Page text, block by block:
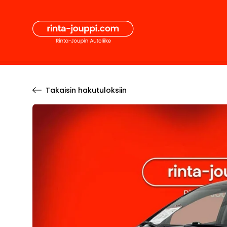
sisältöön
Takaisin hakutuloksiin